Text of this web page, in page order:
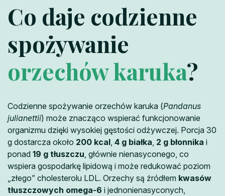
Co daje codzienne
spożywanie
orzechów karuka?
Codzienne spożywanie orzechów karuka (Pandanus
julianettii) może znacząco wspierać funkcjonowanie
organizmu dzięki wysokiej gęstości odżywczej. Porcja 30
g dostarcza około 200 kcal 4 g białka 2 g błonnika i
ponad 19 g tłuszczu , głównie nienasyconego, co
wspiera gospodarkę lipidową i może redukować poziom
„złego” cholesterolu LDL. Orzechy są źródłem kwasów
tłuszczowych omega-6 i jednonienasyconych,